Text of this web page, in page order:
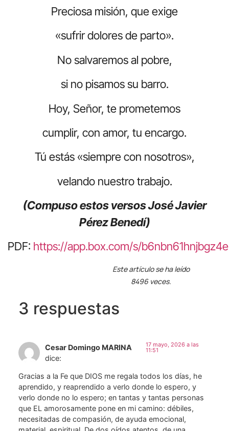
Preciosa misión, que exige
«sufrir dolores de parto».
No salvaremos al pobre,
si no pisamos su barro.
Hoy, Señor, te prometemos
cumplir, con amor, tu encargo.
Tú estás «siempre con nosotros»,
velando nuestro trabajo.
(Compuso estos versos José Javier
Pérez Benedí)
PDF: https://app.box.com/s/
Este artículo se ha leído
8496 veces.
3 respuestas
Cesar Domingo MARINA
dice:
17 mayo, 2026 a las
11:51
Gracias a la Fe que DIOS me regala todos los días, he
aprendido, y reaprendido a verlo donde lo espero, y
verlo donde no lo espero; en tantas y tantas personas
que EL amorosamente pone en mi camino: débiles,
necesitadas de compasión, de ayuda emocional,